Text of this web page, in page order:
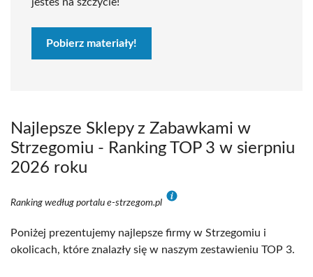
Pobierz materiały!
Najlepsze Sklepy z Zabawkami w
Strzegomiu - Ranking TOP 3 w sierpniu
2026 roku
Ranking według portalu e-strzegom.pl
Poniżej prezentujemy najlepsze firmy w Strzegomiu i
okolicach, które znalazły się w naszym zestawieniu TOP 3.